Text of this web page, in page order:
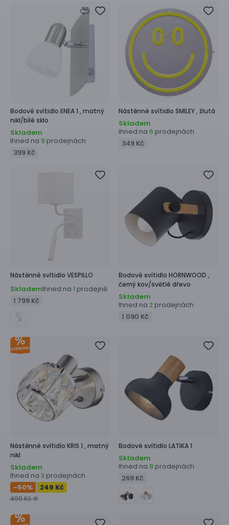
Bodové svítidlo ENEA 1 , matný
nikl/bílé sklo
Skladem
Ihned na 9 prodejnách
399 Kč
Nástěnné svítidlo SMILEY , žlutá
Skladem
Ihned na 6 prodejnách
349 Kč
Nástěnné svítidlo VESPILLO
SklademIhned na 1 prodejně
1 799 Kč
Bodové svítidlo HORNWOOD ,
černý kov/světlé dřevo
Skladem
Ihned na 2 prodejnách
1 090 Kč
Nástěnné svítidlo KRIS 1 , matný
nikl
Skladem
Ihned na 3 prodejnách
-50% 249 Kč
499 Kč #
Bodové svítidlo LATIKA 1
Skladem
Ihned na 9 prodejnách
269 Kč